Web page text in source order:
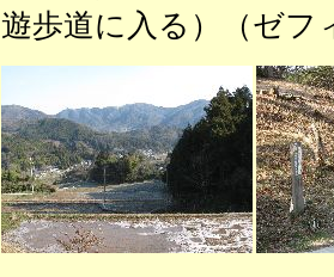
遊歩道に入る）（ゼフ